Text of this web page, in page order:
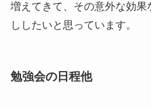
増えてきて、その意外な効果
ししたいと思っています。
勉強会の日程他